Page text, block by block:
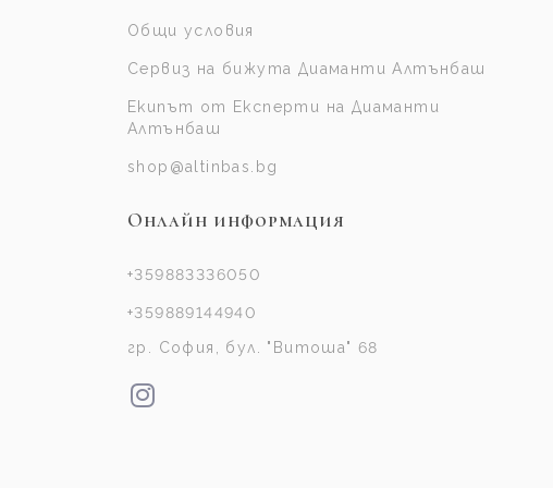
Общи условия
Сервиз на бижута Диаманти Алтънбаш
Екипът от Експерти на Диаманти
Алтънбаш
shop@altinbas.bg
Онлайн информация
+359883336050
+359889144940
гр. София, бул. "Витоша" 68